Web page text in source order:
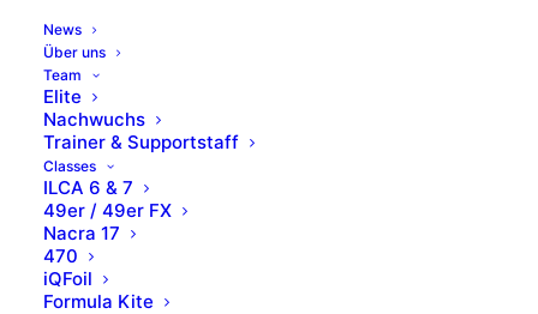
News
Über uns
Team
Elite
Nachwuchs
Trainer & Supportstaff
Classes
ILCA 6 & 7
49er / 49er FX
Nacra 17
470
iQFoil
Formula Kite